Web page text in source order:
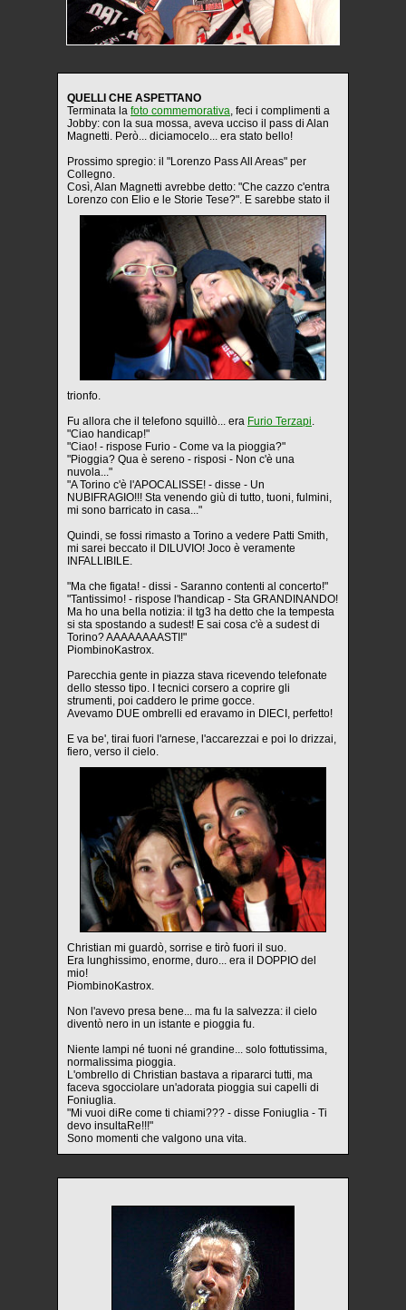
QUELLI CHE ASPETTANO
Terminata la foto commemorativa, feci i complimenti a
Jobby: con la sua mossa, aveva ucciso il pass di Alan
Magnetti. Però... diciamocelo... era stato bello!
Prossimo spregio: il "Lorenzo Pass All Areas" per
Collegno.
Così, Alan Magnetti avrebbe detto: "Che cazzo c'entra
Lorenzo con Elio e le Storie Tese?". E sarebbe stato il
trionfo.
Fu allora che il telefono squillò... era Furio Terzapi.
"Ciao handicap!"
"Ciao! - rispose Furio - Come va la pioggia?"
"Pioggia? Qua è sereno - risposi - Non c'è una
nuvola..."
"A Torino c'è l'APOCALISSE! - disse - Un
NUBIFRAGIO!!! Sta venendo giù di tutto, tuoni, fulmini,
mi sono barricato in casa..."
Quindi, se fossi rimasto a Torino a vedere Patti Smith,
mi sarei beccato il DILUVIO! Joco è veramente
INFALLIBILE.
"Ma che figata! - dissi - Saranno contenti al concerto!"
"Tantissimo! - rispose l'handicap - Sta GRANDINANDO!
Ma ho una bella notizia: il tg3 ha detto che la tempesta
si sta spostando a sudest! E sai cosa c'è a sudest di
Torino? AAAAAAAASTI!"
PiombinoKastrox.
Parecchia gente in piazza stava ricevendo telefonate
dello stesso tipo. I tecnici corsero a coprire gli
strumenti, poi caddero le prime gocce.
Avevamo DUE ombrelli ed eravamo in DIECI, perfetto!
E va be', tirai fuori l'arnese, l'accarezzai e poi lo drizzai,
fiero, verso il cielo.
Christian mi guardò, sorrise e tirò fuori il suo.
Era lunghissimo, enorme, duro... era il DOPPIO del
mio!
PiombinoKastrox.
Non l'avevo presa bene... ma fu la salvezza: il cielo
diventò nero in un istante e pioggia fu.
Niente lampi né tuoni né grandine... solo fottutissima,
normalissima pioggia.
L'ombrello di Christian bastava a ripararci tutti, ma
faceva sgocciolare un'adorata pioggia sui capelli di
Foniuglia.
"Mi vuoi diRe come ti chiami??? - disse Foniuglia - Ti
devo insultaRe!!!"
Sono momenti che valgono una vita.